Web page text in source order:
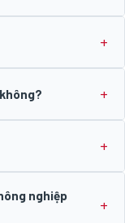
nghiệp